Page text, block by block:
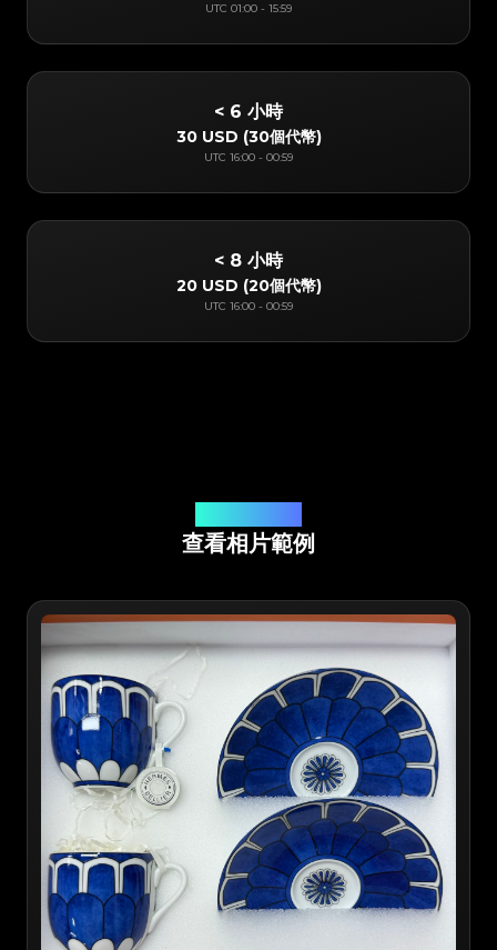
UTC 01:00 - 15:59
< 6 小時
30 USD (30個代幣)
UTC 16:00 - 00:59
< 8 小時
20 USD (20個代幣)
UTC 16:00 - 00:59
查看相片範例